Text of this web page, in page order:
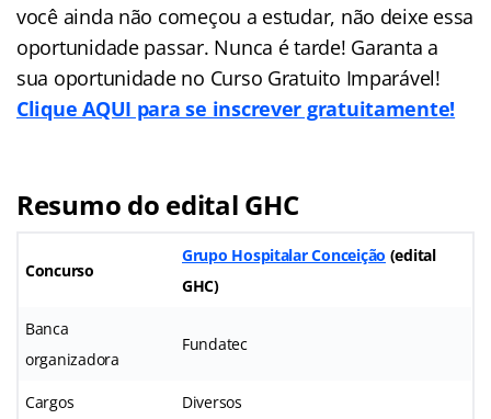
você ainda não começou a estudar, não deixe essa
oportunidade passar. Nunca é tarde! Garanta a
sua oportunidade no Curso Gratuito Imparável!
Clique AQUI para se inscrever gratuitamente!
Resumo do edital GHC
Concurso
Grupo Hospitalar Conceição (edital
GHC)
Banca
organizadora
Fundatec
Cargos Diversos